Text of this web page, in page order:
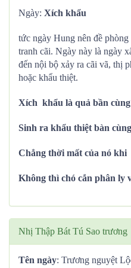
Ngày: Xích khẩu
tức ngày Hung nên đề
tranh cãi. Ngày này là ngày
đến nội bộ xảy ra cãi vã, thị
hoặc khẩu thiệt.
Xích khẩu là quả bần cùng
Sinh ra khẩu thiệt bàn
Chẳng thời mất của nó khi
Không thì chó cắn phân ly
Nhị Thập Bát Tú Sao trương
Tên ngày: Trương nguyệt